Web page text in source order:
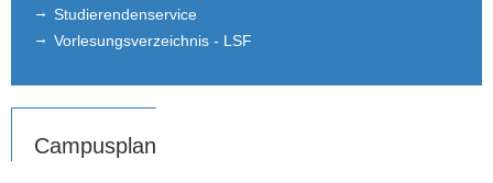
Studierendenservice
Vorlesungsverzeichnis - LSF
Campusplan